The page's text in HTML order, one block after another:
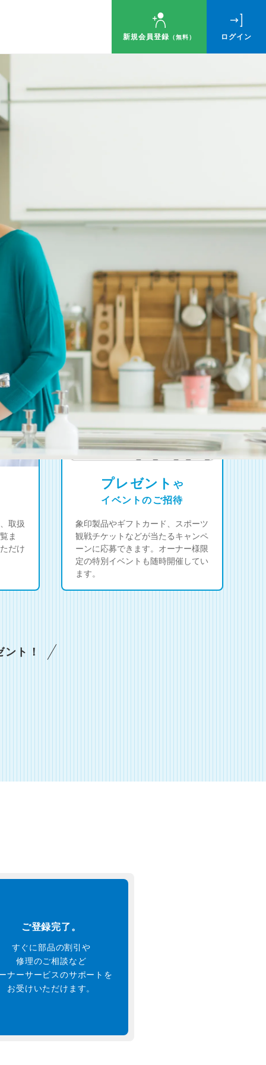
新規会員登録 （無料） ログイン
ト！
取扱
ま
だけ
プレゼント や
イベントのご招待
象印製品やギフトカード、スポーツ
観戦チケットなどが当たるキャンペ
ーンに応募できます。オーナー様限
定の特別イベントも随時開催してい
ます。
ト！
ご登録完了。
すぐに部品の割引や
修理のご相談など
ナーサービスのサポートを
お受けいただけます。